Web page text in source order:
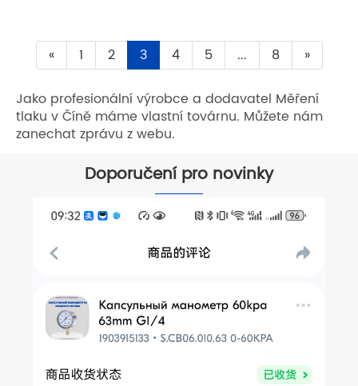
« 1 2 3 4 5 ... 8 »
Jako profesionální výrobce a dodavatel Měření
tlaku v Číně máme vlastní továrnu. Můžete nám
zanechat zprávu z webu.
Doporučení pro novinky